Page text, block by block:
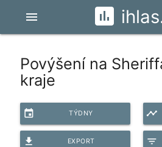
menu
Povýšení na
kraje
event TÝDNY timeline
file_download EXPORT filter_list